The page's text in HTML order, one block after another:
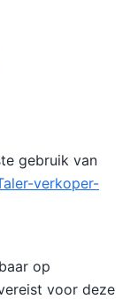
gebruik van
verkoper-
op
voor deze